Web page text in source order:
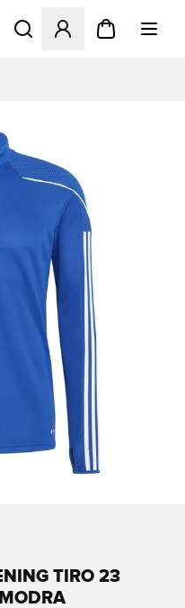
Odpre Modal za prijavo ali
TIRO 23